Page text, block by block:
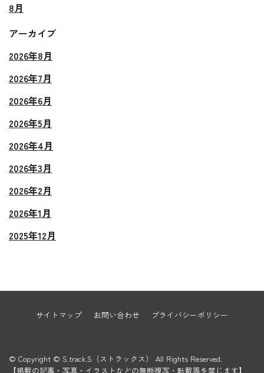
8月
アーカイブ
2026年8月
2026年7月
2026年6月
2026年5月
2026年4月
2026年3月
2026年2月
2026年1月
2025年12月
サイトマップ お問い合わせ プライバシーポリシー
© Copyright © S.track.S（ストラックス） All Rights Reserved.
【掲載の記事・写真・イラストなどの無断複写・転載等を禁じます】